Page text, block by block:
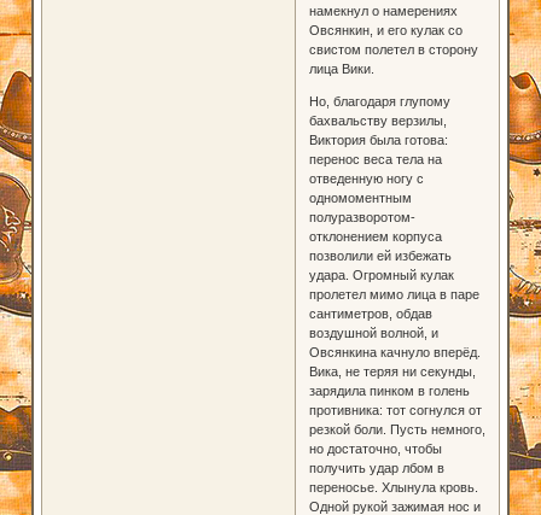
намекнул о намерениях
Овсянкин, и его кулак со
свистом полетел в сторону
лица Вики.
Но, благодаря глупому
бахвальству верзилы,
Виктория была готова:
перенос веса тела на
отведенную ногу с
одномоментным
полуразворотом-
отклонением корпуса
позволили ей избежать
удара. Огромный кулак
пролетел мимо лица в паре
сантиметров, обдав
воздушной волной, и
Овсянкина качнуло вперёд.
Вика, не теряя ни секунды,
зарядила пинком в голень
противника: тот согнулся от
резкой боли. Пусть немного,
но достаточно, чтобы
получить удар лбом в
переносье. Хлынула кровь.
Одной рукой зажимая нос и